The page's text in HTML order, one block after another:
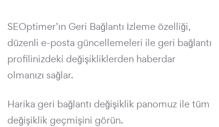
SEOptimer’ın Geri Bağlantı İzleme özelliği,
düzenli e-posta güncellemeleri ile geri bağlantı
profilinizdeki değişikliklerden haberdar
olmanızı sağlar.
Harika geri bağlantı değişiklik panomuz ile tüm
değişiklik geçmişini görün.